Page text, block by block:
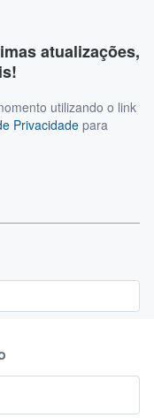
atualizações,
utilizando o link
Privacidade para